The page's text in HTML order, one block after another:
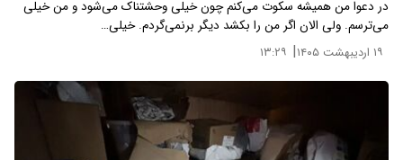
در دعوا من همیشه سکوت می‌کنم چون خیلی وحشتناک می‌شود و من خیلی
می‌ترسم. ولی الان اگر من را بکشد دیگر برنمی‌گردم. خیلی…
۱۹ اردیبهشت ۱۴۰۵ | ۱۳:۲۹